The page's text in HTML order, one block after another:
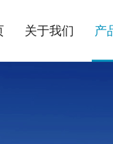
关于我们 产